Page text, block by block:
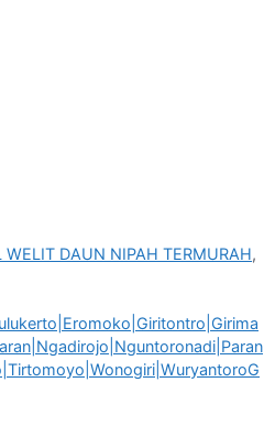
WELIT DAUN NIPAH TERMURAH,